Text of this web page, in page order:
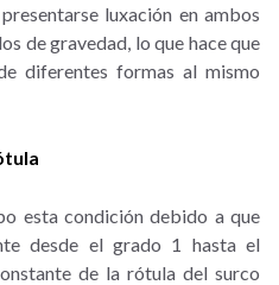
luxación en ambos
de gravedad, lo que hace que
diferentes formas al mismo
esta condición debido a que
desde el grado 1 hasta el
de la rótula del surco